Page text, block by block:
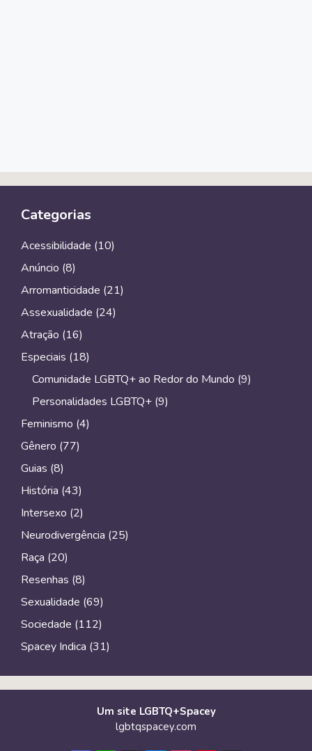
Categorias
Acessibilidade (10)
Anúncio (8)
Arromanticidade (21)
Assexualidade (24)
Atração (16)
Especiais (18)
Comunidade LGBTQ+ ao Redor do Mundo (9)
Personalidades LGBTQ+ (9)
Feminismo (4)
Gênero (77)
Guias (8)
História (43)
Intersexo (2)
Neurodivergência (25)
Raça (20)
Resenhas (8)
Sexualidade (69)
Sociedade (112)
Spacey Indica (31)
Um site LGBTQ+Spacey
lgbtqspacey.com